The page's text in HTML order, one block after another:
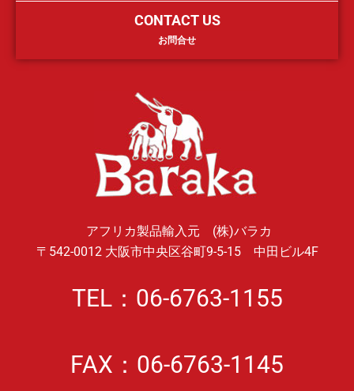
CONTACT US
お問合せ
アフリカ製品輸入元 (株)バラカ
〒542-0012 大阪市中央区谷町9-5-15 中田ビル4F
TEL：06-6763-1155
FAX：06-6763-1145